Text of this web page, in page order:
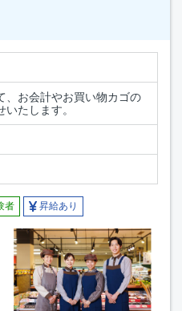
、お会計やお買い物カゴの
たします。
者 昇給あり